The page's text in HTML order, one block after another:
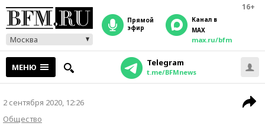
16+
Москва
прямой
эфир
Канал в
MAX
max.ru/bfm
МЕНЮ Telegram
t.me/BFMnews
2 сентября 2020, 12:26
Общество